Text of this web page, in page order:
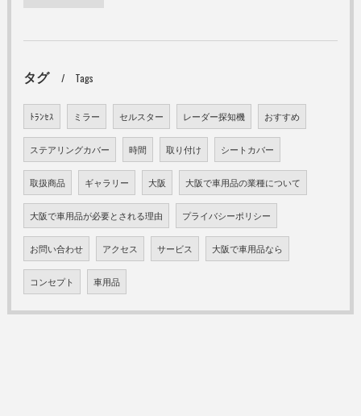
タグ Tags
ﾄﾗﾝｾｽ ミラー セルスター レーダー探知機 おすすめ
ステアリングカバー 時間 取り付け シートカバー
取扱商品 ギャラリー 大阪 大阪で車用品の業種について
大阪で車用品が必要とされる理由 プライバシーポリシー
お問い合わせ アクセス サービス 大阪で車用品なら
コンセプト 車用品